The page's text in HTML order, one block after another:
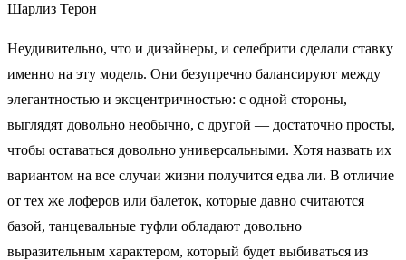
Шарлиз Терон
Неудивительно, что и дизайнеры, и селебрити сделали ставку
именно на эту модель. Они безупречно балансируют между
элегантностью и эксцентричностью: с одной стороны,
выглядят довольно необычно, с другой — достаточно просты,
чтобы оставаться довольно универсальными. Хотя назвать их
вариантом на все случаи жизни получится едва ли. В отличие
от тех же лоферов или балеток, которые давно считаются
базой, танцевальные туфли обладают довольно
выразительным характером, который будет выбиваться из